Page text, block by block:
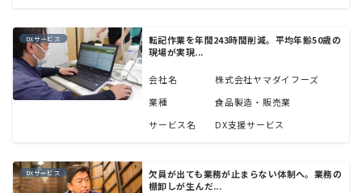
DXサービス
転記作業を年間243時間削減。平均年齢50歳の
現場が実現...
会社名
株式会社ヤマダイフーズ
業種
食品製造・販売業
サービス名
DX支援サービス
DXサービス
欠員が出ても業務が止まらない体制へ。業務の
棚卸しが生んだ...